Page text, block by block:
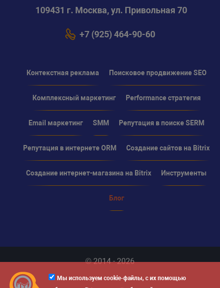
Мы используем cookie-файлы, с их помощью
109431 г. Москва, ул. Привольная 70
+7 (925) 464-90-60
Контекстная реклама Поисковое продвижение SEO
Комплексный маркетинг Performance стратегия
Email маркетинг SMM Репутация в поиске SERM
Репутация в интернете ORM Создание сайтов на Bitrix
Создание интернет-магазина на Bitrix Инструменты
Блог
© 2014 - 2026